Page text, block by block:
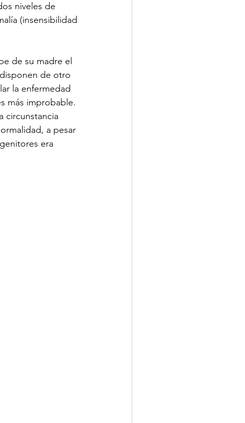
niveles de
(insensibilidad
de su madre el
de otro
la enfermedad
más improbable.
circunstancia
a pesar
era